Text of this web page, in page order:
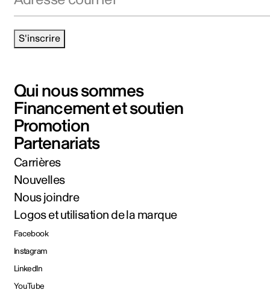
S'inscrire
Qui nous sommes
Financement et soutien
Promotion
Partenariats
Carrières
Nouvelles
Nous joindre
Logos et utilisation de la marque
Facebook
Instagram
LinkedIn
YouTube